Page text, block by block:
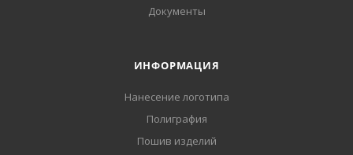
Документы
ИНФОРМАЦИЯ
Нанесение логотипа
Полиграфия
Пошив изделий